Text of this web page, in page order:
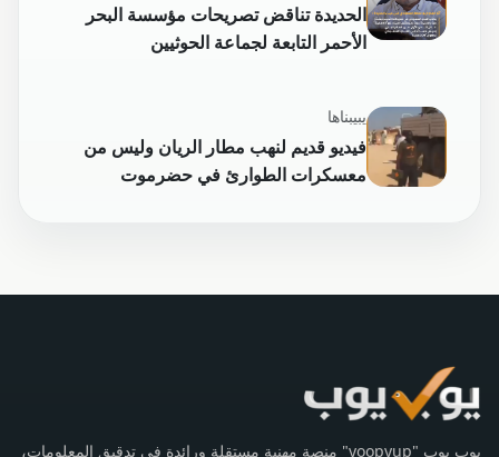
الحديدة تناقض تصريحات مؤسسة البحر
الأحمر التابعة لجماعة الحوثيين
يبيبناها
فيديو قديم لنهب مطار الريان وليس من
معسكرات الطوارئ في حضرموت
يوب يوب "yoopyup" منصة مهنية مستقلة ورائدة في تدقيق المعلومات،